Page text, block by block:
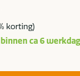
korting)
ca 6